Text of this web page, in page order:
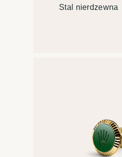
Stal nierdzewna